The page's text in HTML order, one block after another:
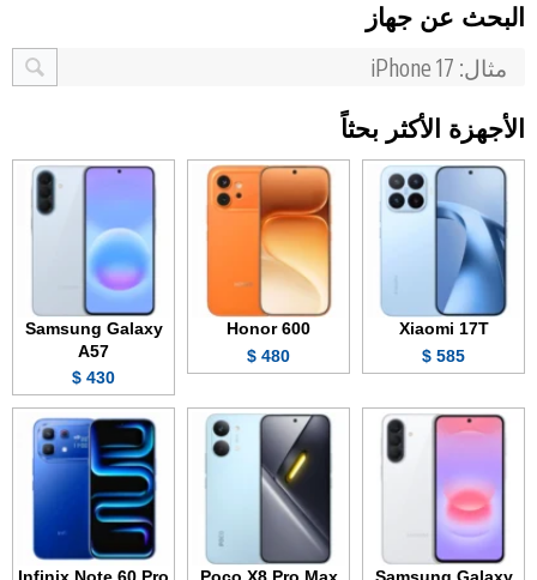
البحث عن جهاز
الأجهزة الأكثر بحثاً
Xiaomi 17T
585 $
Honor 600
480 $
Samsung Galaxy
A57
430 $